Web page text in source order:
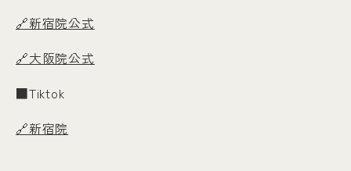
🔗新宿院公式
🔗大阪院公式
■Tiktok
🔗新宿院